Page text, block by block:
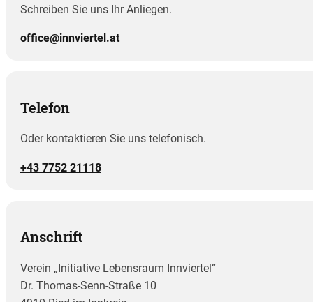
Schreiben Sie uns Ihr Anliegen.
office@innviertel.at
Telefon
Oder kontaktieren Sie uns telefonisch.
+43 7752 21118
Anschrift
Verein „Initiative Lebensraum Innviertel“
Dr. Thomas-Senn-Straße 10